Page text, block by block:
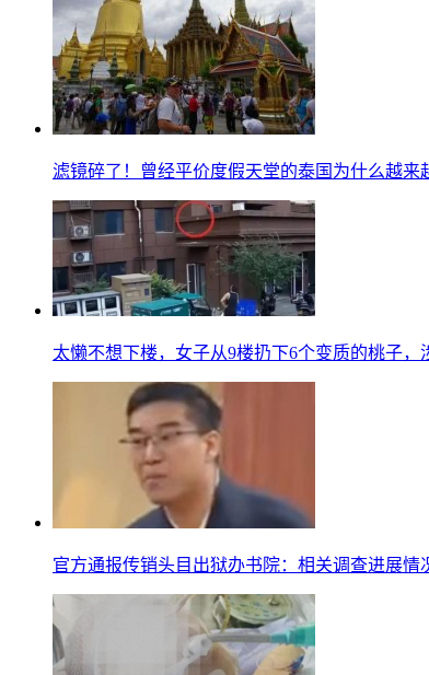
滤镜碎了！曾经平价度假天堂的泰国为什么越来
太懒不想下楼，女子从9楼扔下6个变质的桃子，
官方通报传销头目出狱办书院：相关调查进展情